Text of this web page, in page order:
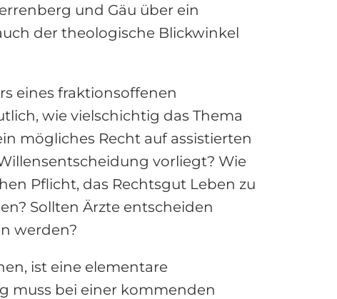
und Gäu über ein
der theologische Blickwinkel
eines fraktionsoffenen
wie vielschichtig das Thema
mögliches Recht auf assistierten
vorliegt? Wie
Pflicht, das Rechtsgut Leben zu
Sollten Ärzte entscheiden
werden?
ist eine elementare
muss bei einer kommenden